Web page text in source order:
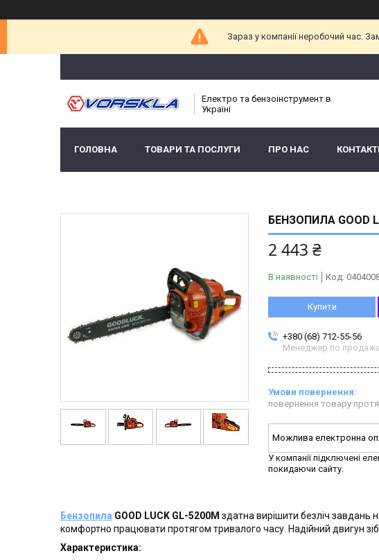
Зараз у компанії неробочий час.
Електро та бензоінструмент в
Україні
ГОЛОВНА ТОВАРИ ТА ПОСЛУГИ ПРО НАС
БЕНЗОПИЛА GOOD
2 443 ₴
В наявності Код:
Купити
+380 (68) 712-55-56
Менеджер по
повернення товару
У компанії підключені
покидаючи сайту.
Бензопила GOOD LUCK GL-5200М здатна вирішити безліч завдань
комфортно працювати протягом тривалого часу. Надійний двигун
Характеристика: